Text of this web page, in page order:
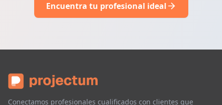
Encuentra tu profesional ideal
Conectamos profesionales cualificados con clientes que